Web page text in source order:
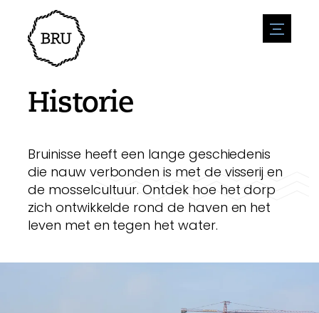
menu
Agenda
Evenement aanmelden
Overnachting
Sport
Bezienswaardigheden
Historie
Bereikbaarheid
Leefomgeving
Ondernemen
Vacatures
Vacature plaatsen
Bedrijven
Biz Bruinisse
Nieuwsoverzicht
Stuur een nieuwsbericht in
Historie
Bruinisse heeft een lange geschiedenis
die nauw verbonden is met de visserij en
de mosselcultuur. Ontdek hoe het dorp
zich ontwikkelde rond de haven en het
leven met en tegen het water.